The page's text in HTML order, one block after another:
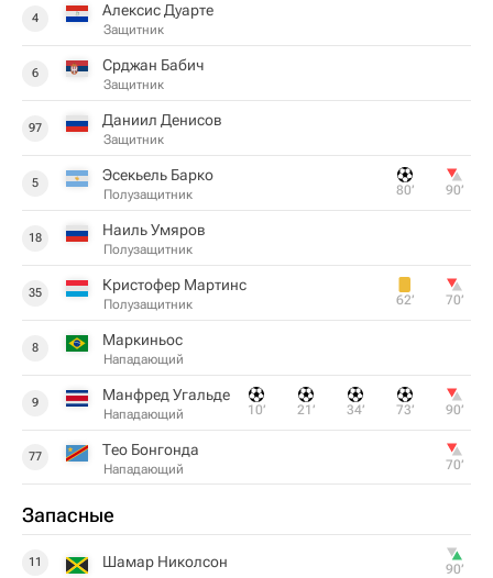
4 Алексис Дуарте
Защитник
6 Срджан Бабич
Защитник
97 Даниил Денисов
Защитник
5 Эсекьель Барко
Полузащитник 80‎’‎ 90‎’‎
18 Наиль Умяров
Полузащитник
35 Кристофер Мартинс
Полузащитник 62‎’‎ 70‎’‎
8 Маркиньос
Нападающий
9 Манфред Угальде
Нападающий 10‎’‎ 21‎’‎ 34‎’‎ 73‎’‎ 90‎’‎
77 Тео Бонгонда
Нападающий 70‎’‎
Запасные
11 Шамар Николсон 90‎’‎